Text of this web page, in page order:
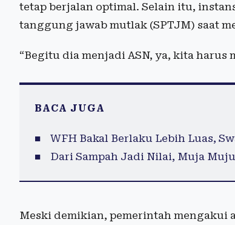
tetap berjalan optimal. Selain itu,
tanggung jawab mutlak (SPTJM) saat
“Begitu dia menjadi ASN, ya, kita
BACA JUGA
WFH Bakal Berlaku Lebih Luas,
Dari Sampah Jadi Nilai, Muja
Meski demikian, pemerintah mengakui